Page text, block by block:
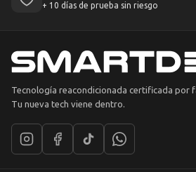
+ 10 días de prueba sin riesgo
Tecnología reacondicionada certificada por
Tu nueva tech viene dentro.